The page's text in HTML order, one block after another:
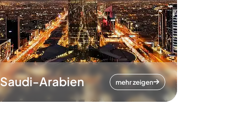
Saudi-Arabien mehr zeigen